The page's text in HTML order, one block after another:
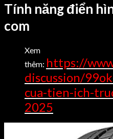
Tính năng điển
com
Xem
thêm: https://
discussion/
cua-tien-ich-
2025